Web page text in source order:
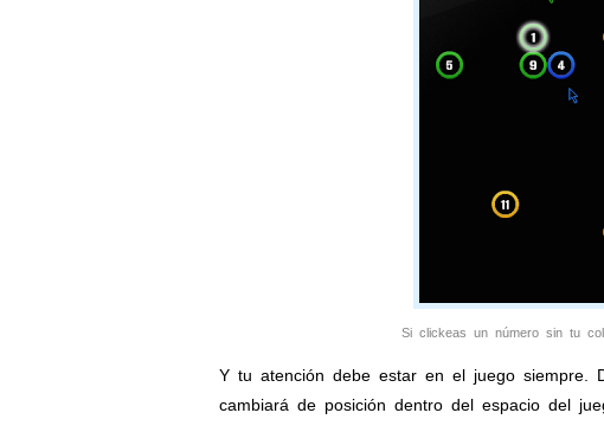
Si clickeas un número sin tu
Y tu atención debe estar en el juego siempre.
cambiará de posición dentro del espacio del